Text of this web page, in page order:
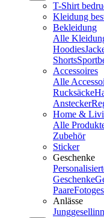
T-Shirt
Kleidung
Bekleidung
Alle
Hoodies
Shorts
Accessoires
Alle
Rucksäcke
Anstecker
Home &
Alle
Zubehör
Sticker
Geschenke
Geschenke
Paare
Anlässe